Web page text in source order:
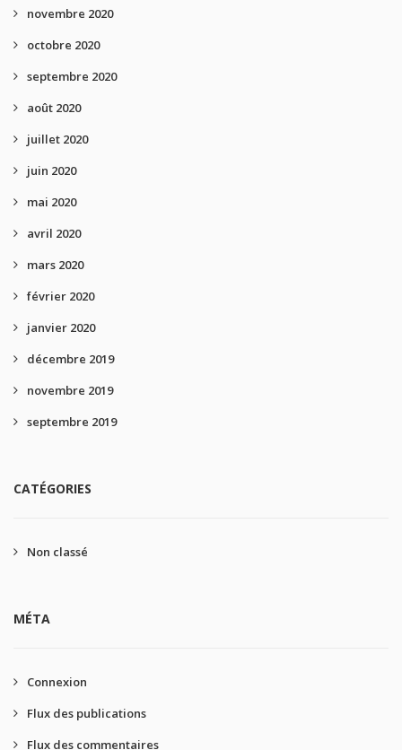
novembre 2020
octobre 2020
septembre 2020
août 2020
juillet 2020
juin 2020
mai 2020
avril 2020
mars 2020
février 2020
janvier 2020
décembre 2019
novembre 2019
septembre 2019
CATÉGORIES
Non classé
MÉTA
Connexion
Flux des publications
Flux des commentaires